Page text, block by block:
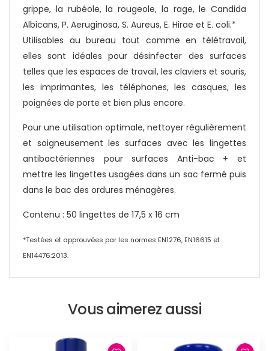
grippe, la rubéole, la rougeole, la rage, le Candida
Albicans, P. Aeruginosa, S. Aureus, E. Hirae et E. coli.*
Utilisables au bureau tout comme en télétravail,
elles sont idéales pour désinfecter des surfaces
telles que les espaces de travail, les claviers et souris,
les imprimantes, les téléphones, les casques, les
poignées de porte et bien plus encore.
Pour une utilisation optimale, nettoyer régulièrement
et soigneusement les surfaces avec les lingettes
antibactériennes pour surfaces Anti-bac + et
mettre les lingettes usagées dans un sac fermé puis
dans le bac des ordures ménagères.
Contenu : 50 lingettes de 17,5 x 16 cm
*Testées et approuvées par les normes EN1276, EN16615 et
EN14476:2013.
Vous aimerez aussi